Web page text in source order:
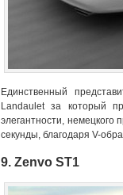
Единственный
Landaulet за который
элегантности, немецкого
секунды, благодаря V-
9. Zenvo ST1